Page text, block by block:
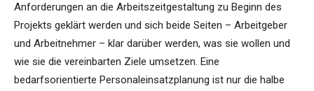
Anforderungen an die Arbeitszeitgestaltung zu Beginn des
Projekts geklärt werden und sich beide Seiten – Arbeitgeber
und Arbeitnehmer – klar darüber werden, was sie wollen und
wie sie die vereinbarten Ziele umsetzen. Eine
bedarfsorientierte Personaleinsatzplanung ist nur die halbe